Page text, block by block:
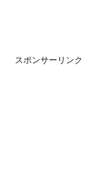
スポンサーリンク